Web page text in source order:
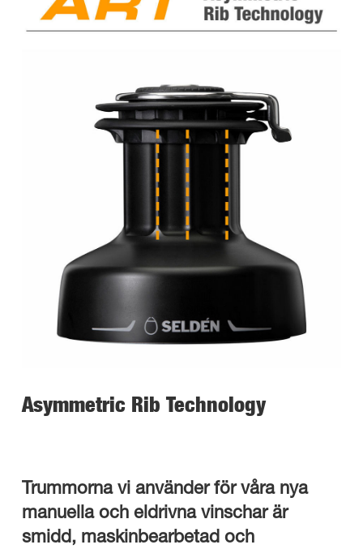
Asymmetric Rib Technology
Trummorna vi använder för våra nya
manuella och eldrivna vinschar är
smidd, maskinbearbetad och